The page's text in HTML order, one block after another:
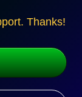
Thanks!